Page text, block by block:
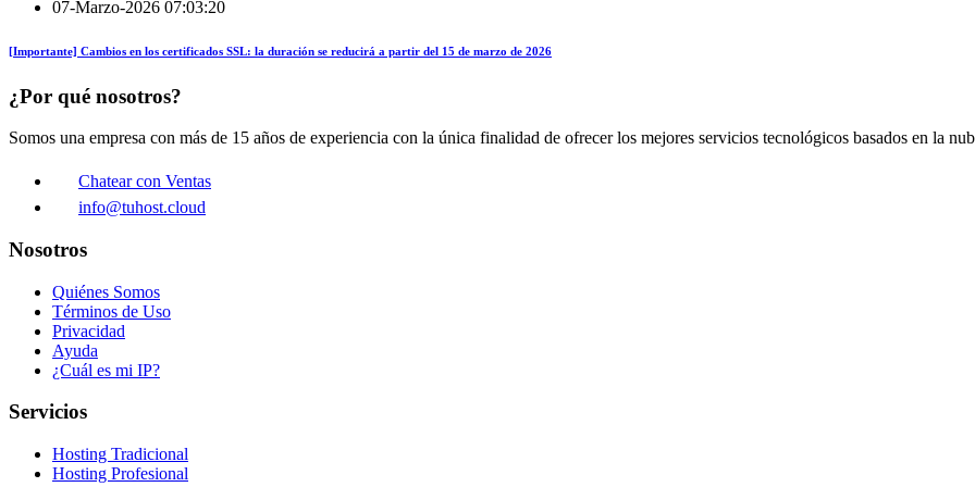
07-Marzo-2026 07:03:20
[Importante] Cambios en los certificados SSL: la duración se reducirá a partir del 15 de marzo de 2026
¿Por qué nosotros?
Somos una empresa con más de 15 años de experiencia con la única finalidad de ofrecer los mejores servicios tecnológicos basados en la
Chatear con Ventas
info@tuhost.cloud
Nosotros
Quiénes Somos
Términos de Uso
Privacidad
Ayuda
¿Cuál es mi IP?
Servicios
Hosting Tradicional
Hosting Profesional